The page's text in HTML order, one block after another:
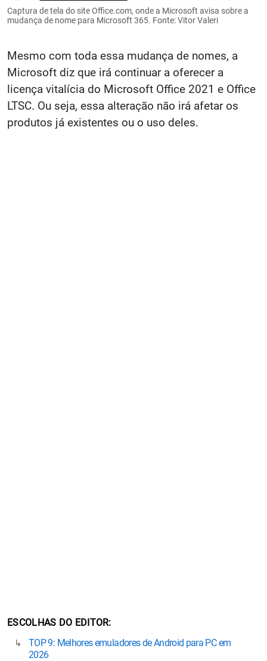
Captura de tela do site Office.com, onde a Microsoft avisa sobre a
mudança de nome para Microsoft 365. Fonte: Vitor Valeri
Mesmo com toda essa mudança de nomes, a
Microsoft diz que irá continuar a oferecer a
licença vitalícia do Microsoft Office 2021 e Office
LTSC. Ou seja, essa alteração não irá afetar os
produtos já existentes ou o uso deles.
ESCOLHAS DO EDITOR
TOP 9: Melhores emuladores de Android para PC em
2026